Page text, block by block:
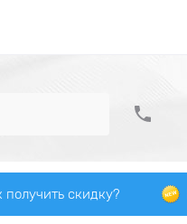
получить скидку?